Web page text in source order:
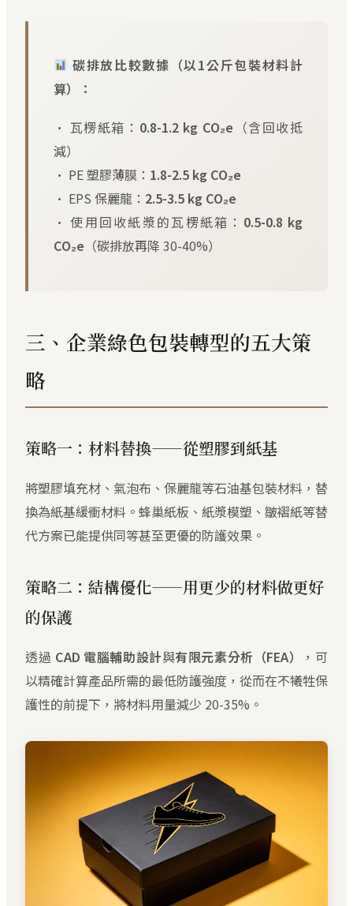
碳排放比較數據（以1公斤包裝材料計
算）：
• 瓦楞紙箱： 0.8-1.2 kg CO₂e （含回收抵
減）
• PE 塑膠薄膜： 1.8-2.5 kg CO₂e
• EPS 保麗龍： 2.5-3.5 kg CO₂e
• 使用回收紙漿的瓦楞紙箱： 0.5-0.8 kg
CO₂e （碳排放再降 30-40%）
三、企業綠色包裝轉型的五大策
略
策略一：材料替換——從塑膠到紙基
將塑膠填充材、氣泡布、保麗龍等石油基包裝材料，替
換為紙基緩衝材料。蜂巢紙板、紙漿模塑、皺褶紙等替
代方案已能提供同等甚至更優的防護效果。
策略二：結構優化——用更少的材料做更好
的保護
透過 CAD 電腦輔助設計與有限元素分析（FEA）
，可
以精確計算產品所需的最低防護強度，從而在不犧牲保
護性的前提下，將材料用量減少 20-35%。